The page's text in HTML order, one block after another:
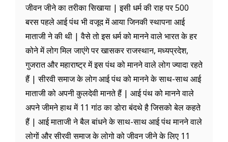
जीवन जीने का तरीका सिखाया | इसी धर्म की राह पर 500
बरस पहले आई पंथ भी वजूद में आया जिनकी स्थापना आई
माताजी ने की थी | वैसे तो इस धर्म को मानने वाले भारत के हर
कोने में लोग मिल जाएंगे पर खासकर राजस्थान, मध्यप्रदेश,
गुजरात और महाराष्ट्र में इस पंथ को मानने वाले लोग ज्यादा रहते
हैं | सीरवी समाज के लोग आई पंथ को मानने के साथ-साथ आई
माताजी को अपनी कुलदेवी मानते हैं | आई पंथ को मानने वाले
अपने जीमने हाथ में 11 गांठ का डोरा बंदथे है जिसको बेल कहते
हैं | आई माताजी ने बैल बांधने के साथ-साथ आई पंथ मानने वाले
लोगों और सीरवी समाज के लोगो को जीवन जीने के लिए 11